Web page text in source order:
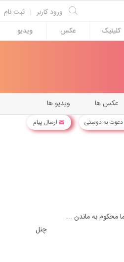
ثبت نام | ورود کاربر
کلینیک عکس ویدیو
دعوت به دوستی ارسال پیام
ویدیو ها عکس ها
محکوم به ماندن ...